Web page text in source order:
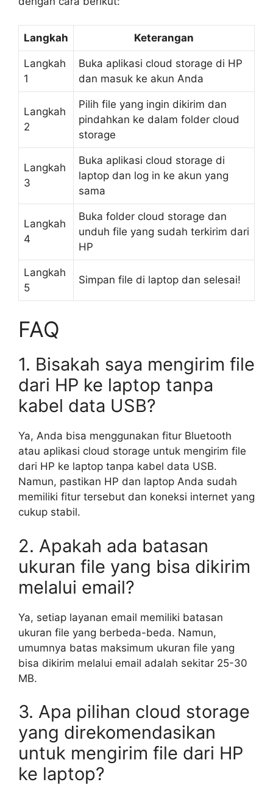
Langkah Keterangan
Langkah
1
Buka aplikasi cloud storage di HP
dan masuk ke akun Anda
Langkah
2
Pilih file yang ingin dikirim dan
pindahkan ke dalam folder cloud
storage
Langkah
3
Buka aplikasi cloud storage di
laptop dan log in ke akun yang
sama
Langkah
4
Buka folder cloud storage dan
unduh file yang sudah terkirim dari
HP
Langkah
5
Simpan file di laptop dan selesai!
FAQ
1. Bisakah saya mengirim file
dari HP ke laptop tanpa
kabel data USB?
Ya, Anda bisa menggunakan fitur Bluetooth
atau aplikasi cloud storage untuk mengirim file
dari HP ke laptop tanpa kabel data USB.
Namun, pastikan HP dan laptop Anda sudah
memiliki fitur tersebut dan koneksi internet yang
cukup stabil.
2. Apakah ada batasan
ukuran file yang bisa dikirim
melalui email?
Ya, setiap layanan email memiliki batasan
ukuran file yang berbeda-beda. Namun,
umumnya batas maksimum ukuran file yang
bisa dikirim melalui email adalah sekitar 25-30
MB.
3. Apa pilihan cloud storage
yang direkomendasikan
untuk mengirim file dari HP
ke laptop?